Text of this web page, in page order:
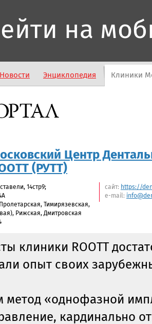
на
Новости Энциклопедия Клиники
Центр
(РУТТ)
14стр9;
Тимирязевская,
Рижская, Дмитровская
сайт: https://
e-mail:
клиники ROOTT
опыт своих
метод «однофазной
кардинально